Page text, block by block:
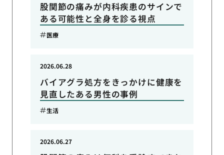
股関節の痛みが内科疾患のサインで
ある可能性と全身を診る視点
医療
バイアグラ処方をきっかけに健康を
見直したある男性の事例
2026.06.28
生活
2026.06.27